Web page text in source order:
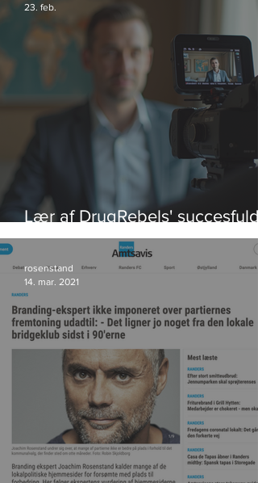
Lær af DrugRebels'
videoeksempler
23. feb.
rosenstand
14. mar. 2021